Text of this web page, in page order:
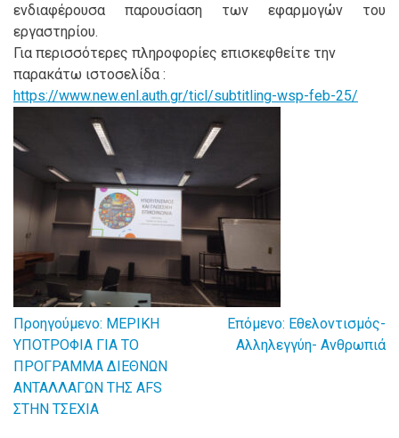
ενδιαφέρουσα παρουσίαση των εφαρμογών του
εργαστηρίου.
Για περισσότερες πληροφορίες επισκεφθείτε την
παρακάτω ιστοσελίδα :
https://www.new.enl.auth.gr/ticl/subtitling-wsp-feb-25/
Πλοήγηση
άρθρων
Προηγούμενο: ΜΕΡΙΚΗ
ΥΠΟΤΡΟΦΙΑ ΓΙΑ ΤΟ
ΠΡΟΓΡΑΜΜΑ ΔΙΕΘΝΩΝ
ΑΝΤΑΛΛΑΓΩΝ ΤΗΣ AFS
ΣΤΗΝ ΤΣΕΧΙΑ
Επόμενο: Εθελοντισμός-
Αλληλεγγύη- Ανθρωπιά